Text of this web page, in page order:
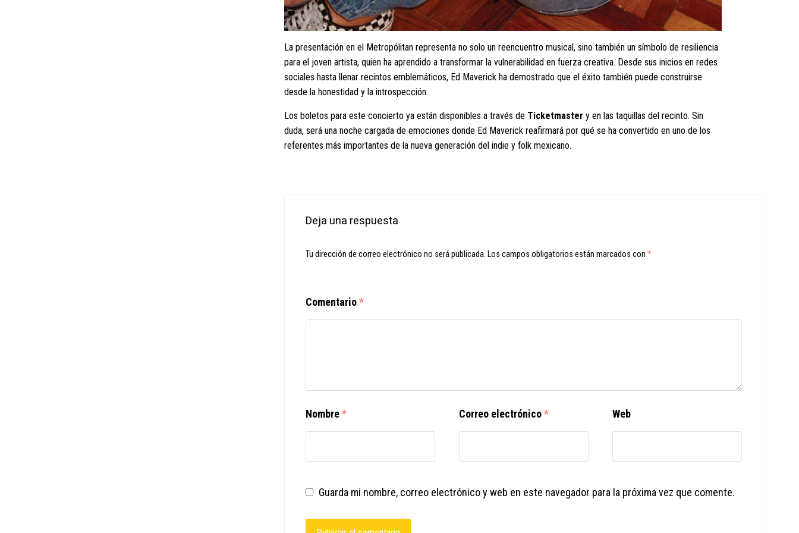
La presentación en el Metropólitan representa no solo un reencuentro musical, sino también un símbolo de resiliencia
para el joven artista, quien ha aprendido a transformar la vulnerabilidad en fuerza creativa. Desde sus inicios en redes
sociales hasta llenar recintos emblemáticos, Ed Maverick ha demostrado que el éxito también puede construirse
desde la honestidad y la introspección.
Los boletos para este concierto ya están disponibles a través de Ticketmaster y en las taquillas del recinto. Sin
duda, será una noche cargada de emociones donde Ed Maverick reafirmará por qué se ha convertido en uno de los
referentes más importantes de la nueva generación del indie y folk mexicano.
Deja una respuesta
Tu dirección de correo electrónico no será publicada. Los campos obligatorios están marcados con *
Comentario*
Nombre* Correo electrónico* Web
Guarda mi nombre, correo electrónico y web en este navegador para la próxima vez que comente.